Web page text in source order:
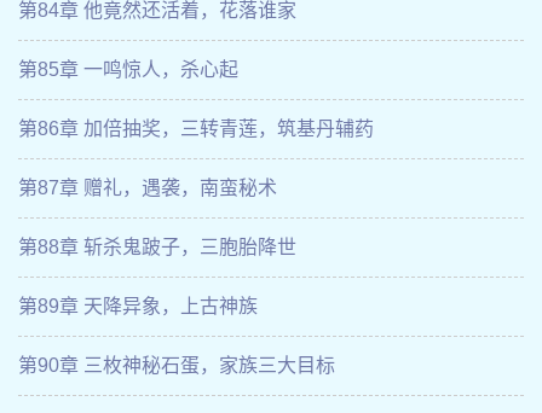
第84章 他竟然还活着，花落谁家
第85章 一鸣惊人，杀心起
第86章 加倍抽奖，三转青莲，筑基丹辅药
第87章 赠礼，遇袭，南蛮秘术
第88章 斩杀鬼跛子，三胞胎降世
第89章 天降异象，上古神族
第90章 三枚神秘石蛋，家族三大目标